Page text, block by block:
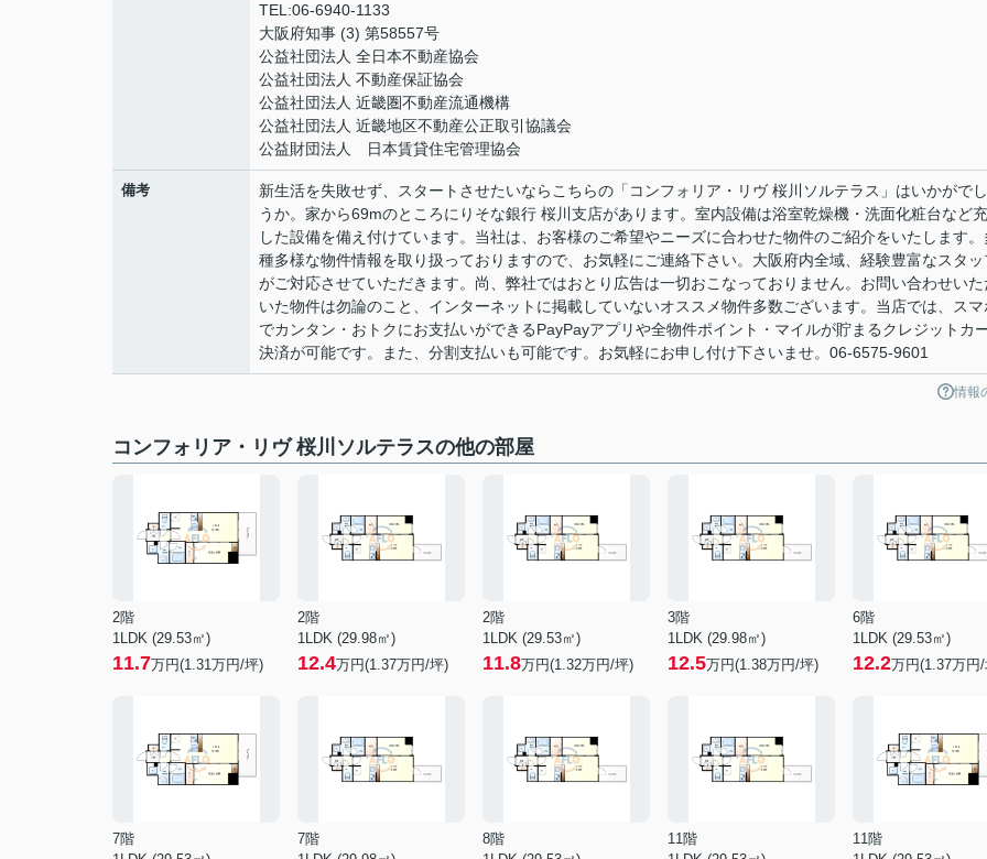
TEL:06-6940-1133
大阪府知事 (3) 第58557号
公益社団法人 全日本不動産協会
公益社団法人 不動産保証協会
公益社団法人 近畿圏不動産流通機構
公益社団法人 近畿地区不動産公正取引協議会
公益財団法人 日本賃貸住宅管理協会
備考
新生活を失敗せず、スタートさせたいならこちらの「コンフォリア・リヴ 桜川ソルテラス」はいかがで
うか。家から69mのところにりそな銀行 桜川支店があります。室内設備は浴室乾燥機・洗面化粧台など
した設備を備え付けています。当社は、お客様のご希望やニーズに合わせた物件のご紹介をいたします。
種多様な物件情報を取り扱っておりますので、お気軽にご連絡下さい。大阪府内全域、経験豊富なスタッ
がご対応させていただきます。尚、弊社ではおとり広告は一切おこなっておりません。お問い合わせいた
いた物件は勿論のこと、インターネットに掲載していないオススメ物件多数ございます。当店では、スマ
でカンタン・おトクにお支払いができるPayPayアプリや全物件ポイント・マイルが貯まるクレジットカ
決済が可能です。また、分割支払いも可能です。お気軽にお申し付け下さいませ。06-6575-9601
情報
コンフォリア・リヴ 桜川ソルテラスの他の部屋
2階
1LDK (29.53㎡)
11.7万円(1.31万円/坪)
2階
1LDK (29.98㎡)
12.4万円(1.37万円/坪)
2階
1LDK (29.53㎡)
11.8万円(1.32万円/坪)
3階
1LDK (29.98㎡)
12.5万円(1.38万円/坪)
6階
1LDK (29.53㎡)
12.2万円(1.37万円
7階
7階
8階
11階
11階